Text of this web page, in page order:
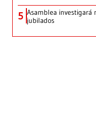
5 Asamblea investigará
jubilados